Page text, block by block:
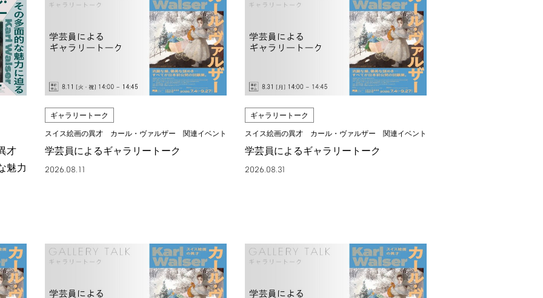
才
魅力
ギャラリートーク
スイス絵画の異才 カール・ヴァルザー 関連イベント
学芸員によるギャラリートーク
2026.08.11
ギャラリートーク
スイス絵画の異才 カール・ヴァルザー 関連イベント
学芸員によるギャラリートーク
2026.08.31